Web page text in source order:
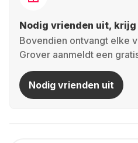
Nodig vrienden uit, krijg
Bovendien ontvangt elke
Grover aanmeldt een
Nodig vrienden uit